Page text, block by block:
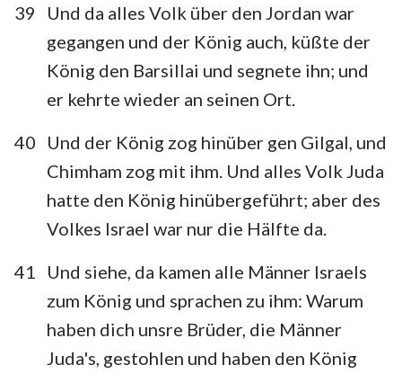
39
Und da alles Volk über den Jordan war
gegangen und der König auch, küßte der
König den Barsillai und segnete ihn; und
er kehrte wieder an seinen Ort.
40
Und der König zog hinüber gen Gilgal, und
Chimham zog mit ihm. Und alles Volk Juda
hatte den König hinübergeführt; aber des
Volkes Israel war nur die Hälfte da.
41
Und siehe, da kamen alle Männer Israels
zum König und sprachen zu ihm: Warum
haben dich unsre Brüder, die Männer
Juda's, gestohlen und haben den König